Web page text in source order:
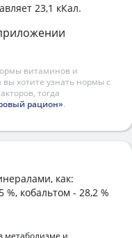
23,1 кКал.
витаминов и
вы хотите узнать нормы с
тогда
рацион».
как:
кобальтом - 28,2 %
метаболизме и